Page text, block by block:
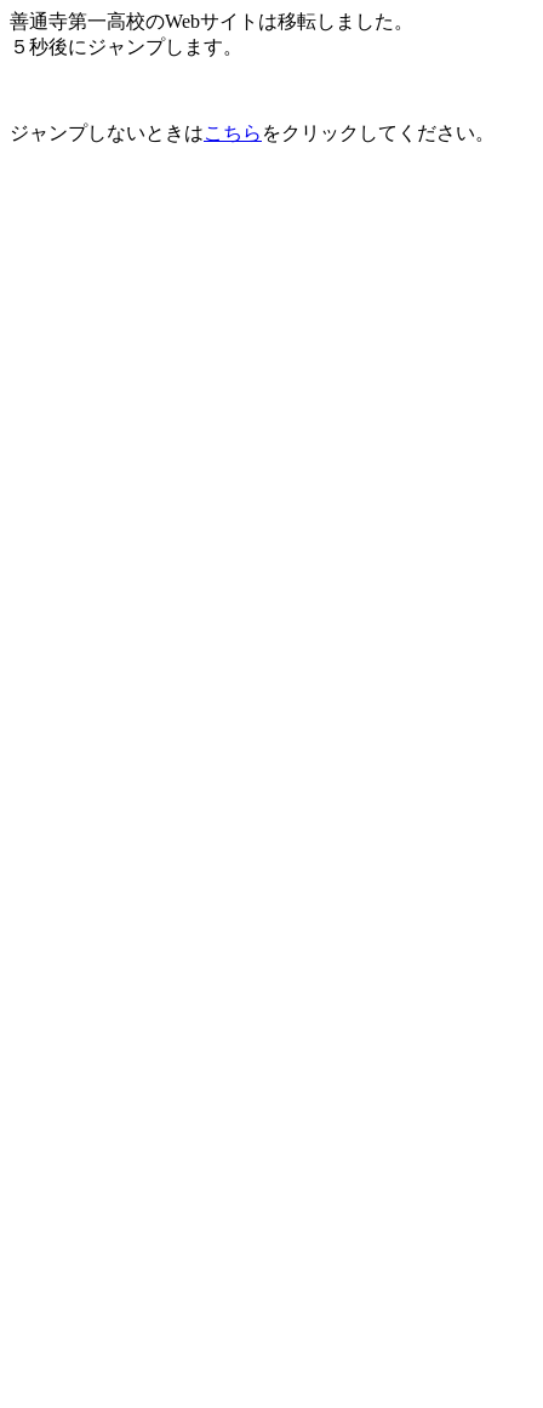
善通寺第一高校のWebサイトは移転しました。
５秒後にジャンプします。
ジャンプしないときはこちら をクリックしてください。